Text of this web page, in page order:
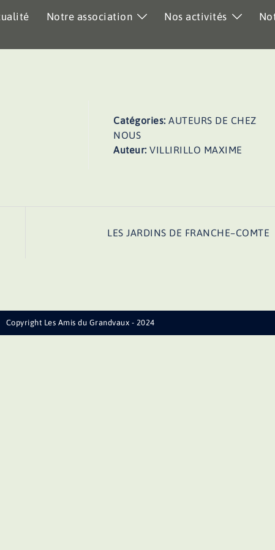
Notre association Nos activités
Catégories:AUTEURS DE CHEZ
NOUS
Auteur:VILLIRILLO MAXIME
LES JARDINS DE FRANCHE–COMTE
Copyright Les Amis du Grandvaux - 2024